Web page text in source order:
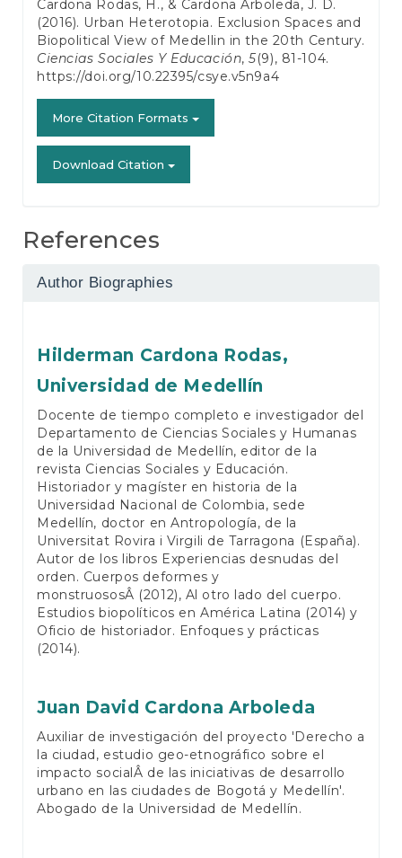
Cardona Rodas, H., & Cardona Arboleda, J. D.
(2016). Urban Heterotopia. Exclusion Spaces and
Biopolitical View of Medellin in the 20th Century.
Ciencias Sociales Y Educación,5(9), 81-104.
https://doi.org/10.22395/csye.v5n9a4
More Citation Formats
Download Citation
References
Author Biographies
Hilderman Cardona Rodas,
Universidad de Medellín
Docente de tiempo completo e investigador del
Departamento de Ciencias Sociales y Humanas
de la Universidad de Medellín, editor de la
revista Ciencias Sociales y Educación.
Historiador y magíster en historia de la
Universidad Nacional de Colombia, sede
Medellín, doctor en Antropología, de la
Universitat Rovira i Virgili de Tarragona (España).
Autor de los libros Experiencias desnudas del
orden. Cuerpos deformes y
monstruososÂ (2012), Al otro lado del cuerpo.
Estudios biopolíticos en América Latina (2014) y
Oficio de historiador. Enfoques y prácticas
(2014).
Juan David Cardona Arboleda
Auxiliar de investigación del proyecto 'Derecho a
la ciudad, estudio geo-etnográfico sobre el
impacto socialÂ de las iniciativas de desarrollo
urbano en las ciudades de Bogotá y Medellín'.
Abogado de la Universidad de Medellín.